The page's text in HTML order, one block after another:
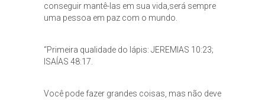
conseguir mantê-las em sua vida,será sempre
uma pessoa em paz com o mundo.
“Primeira qualidade do lápis: JEREMIAS 10:23;
ISAÍAS 48:17.
Você pode fazer grandes coisas, mas não deve